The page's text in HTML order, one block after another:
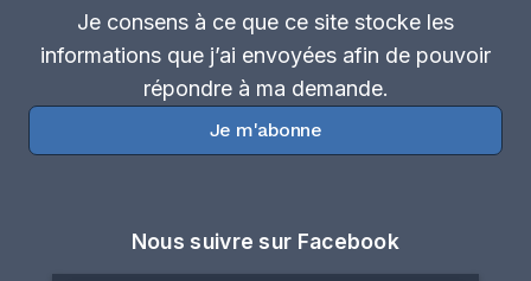
Je consens à ce que ce site stocke les
informations que j’ai envoyées afin de pouvoir
répondre à ma demande.
Je m'abonne
Nous suivre sur Facebook